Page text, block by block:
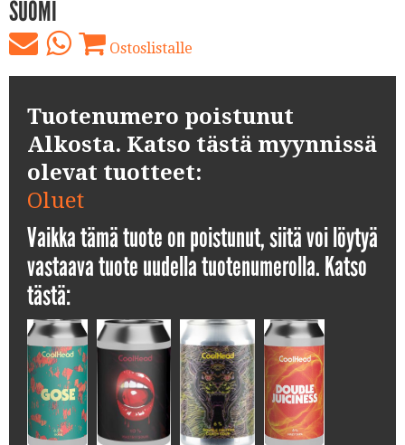
SUOMI
Ostoslistalle
Tuotenumero poistunut
Alkosta. Katso tästä myynnissä
olevat tuotteet:
Oluet
Vaikka tämä tuote on poistunut, siitä voi löytyä
vastaava tuote uudella tuotenumerolla. Katso
tästä: